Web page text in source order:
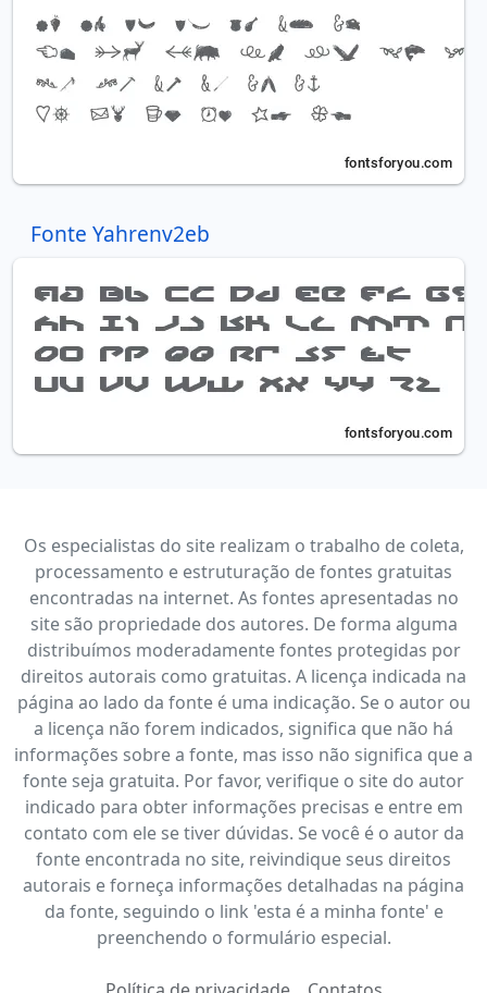
Fonte Yahrenv2eb
Os especialistas do site realizam o trabalho de coleta,
processamento e estruturação de fontes gratuitas
encontradas na internet. As fontes apresentadas no
site são propriedade dos autores. De forma alguma
distribuímos moderadamente fontes protegidas por
direitos autorais como gratuitas. A licença indicada na
página ao lado da fonte é uma indicação. Se o autor ou
a licença não forem indicados, significa que não há
informações sobre a fonte, mas isso não significa que a
fonte seja gratuita. Por favor, verifique o site do autor
indicado para obter informações precisas e entre em
contato com ele se tiver dúvidas. Se você é o autor da
fonte encontrada no site, reivindique seus direitos
autorais e forneça informações detalhadas na página
da fonte, seguindo o link 'esta é a minha fonte' e
preenchendo o formulário especial.